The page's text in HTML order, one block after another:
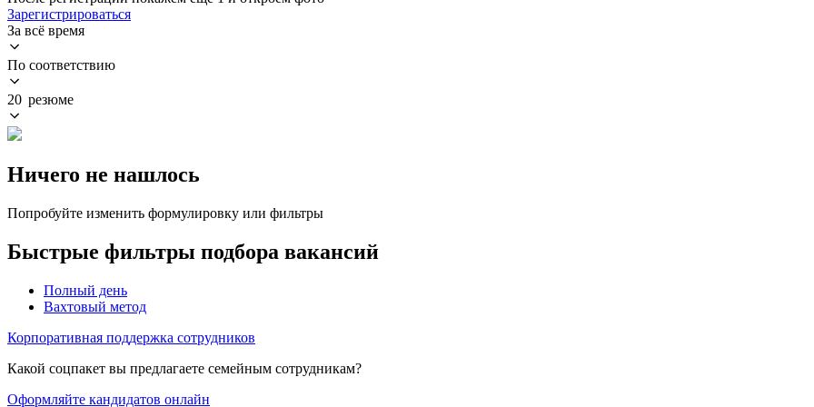
Зарегистрироваться
За всё время
По соответствию
20 резюме
Ничего не нашлось
Попробуйте изменить формулировку или фильтры
Быстрые фильтры подбора вакансий
Полный день
Вахтовый метод
Корпоративная поддержка сотрудников
Какой соцпакет вы предлагаете семейным сотрудникам?
Оформляйте кандидатов онлайн